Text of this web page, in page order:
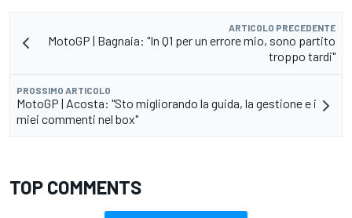
ARTICOLO PRECEDENTE
MotoGP | Bagnaia: "In Q1 per un errore mio, sono partito
troppo tardi"
PROSSIMO ARTICOLO
MotoGP | Acosta: "Sto migliorando la guida, la gestione e i
miei commenti nel box"
TOP COMMENTS